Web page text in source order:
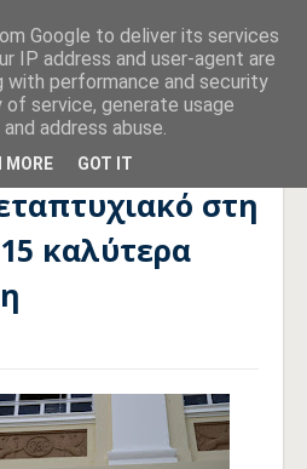
Ελληνικό Μεταπτυχιακό στη λίστα
στη
καλύτερα
Google to deliver its services
IP address and user-agent are
with performance and security
service, generate usage
address abuse.
MORE GOT IT